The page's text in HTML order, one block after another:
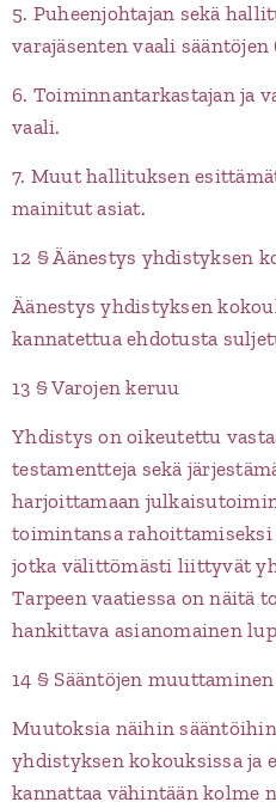
5. Puheenjohtajan sekä
varajäsenten vaali
6. Toiminnantarkastajan ja
vaali.
7. Muut hallituksen
mainitut asiat.
12 § Äänestys yhdistyksen
Äänestys yhdistyksen
kannatettua ehdotusta
13 § Varojen keruu
Yhdistys on oikeutettu
testamentteja sekä
harjoittamaan
toimintansa
jotka välittömästi liittyvät
Tarpeen vaatiessa on näitä
hankittava asianomainen
14 § Sääntöjen muuttaminen
Muutoksia näihin
yhdistyksen kokouksissa ja
kannattaa vähintään kolme